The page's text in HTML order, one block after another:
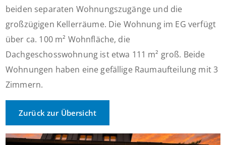
beiden separaten Wohnungszugänge und die
großzügigen Kellerräume. Die Wohnung im EG verfügt
über ca. 100 m² Wohnfläche, die
Dachgeschosswohnung ist etwa 111 m² groß. Beide
Wohnungen haben eine gefällige Raumaufteilung mit 3
Zimmern.
Zurück zur Übersicht